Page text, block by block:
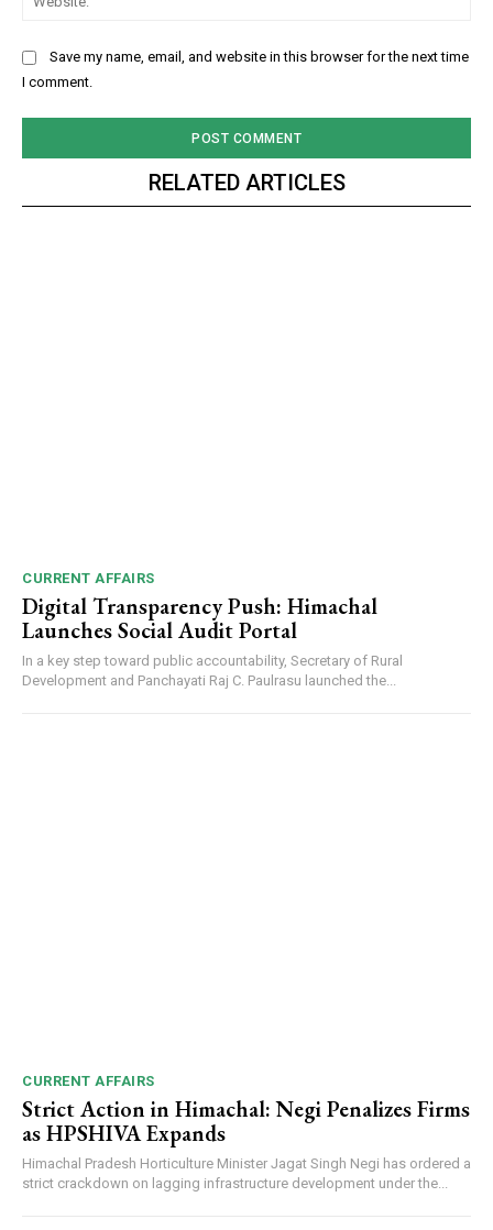
Save my name, email, and website in this browser for the next time
I comment.
RELATED ARTICLES
CURRENT AFFAIRS
Digital Transparency Push: Himachal
Launches Social Audit Portal
In a key step toward public accountability, Secretary of Rural
Development and Panchayati Raj C. Paulrasu launched the...
CURRENT AFFAIRS
Strict Action in Himachal: Negi Penalizes Firms
as HPSHIVA Expands
Himachal Pradesh Horticulture Minister Jagat Singh Negi has ordered a
strict crackdown on lagging infrastructure development under the...